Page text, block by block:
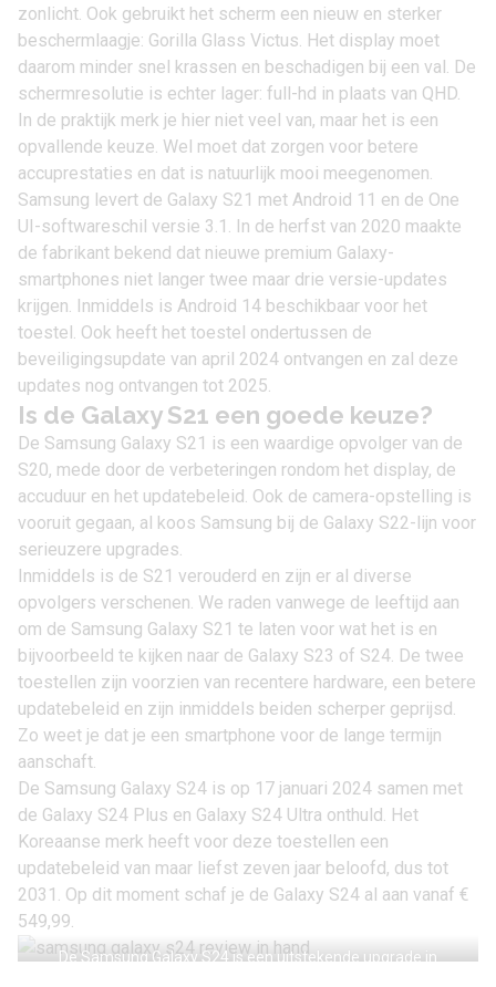
zonlicht. Ook gebruikt het scherm een nieuw en sterker
beschermlaagje: Gorilla Glass Victus. Het display moet
daarom minder snel krassen en beschadigen bij een val. De
schermresolutie is echter lager: full-hd in plaats van QHD.
In de praktijk merk je hier niet veel van, maar het is een
opvallende keuze. Wel moet dat zorgen voor betere
accuprestaties en dat is natuurlijk mooi meegenomen.
Samsung levert de Galaxy S21 met Android 11 en de One
UI-softwareschil versie 3.1. In de herfst van 2020 maakte
de fabrikant bekend dat nieuwe premium Galaxy-
smartphones niet langer twee maar drie versie-updates
krijgen. Inmiddels is Android 14 beschikbaar voor het
toestel. Ook heeft het toestel ondertussen de
beveiligingsupdate van april 2024 ontvangen en zal deze
updates nog ontvangen tot 2025.
Is de Galaxy S21 een goede keuze?
De Samsung Galaxy S21 is een waardige opvolger van de
S20, mede door de verbeteringen rondom het display, de
accuduur en het updatebeleid. Ook de camera-opstelling is
vooruit gegaan, al koos Samsung bij de Galaxy S22-lijn voor
serieuzere upgrades.
Inmiddels is de S21 verouderd en zijn er al diverse
opvolgers verschenen. We raden vanwege de leeftijd aan
om de Samsung Galaxy S21 te laten voor wat het is en
bijvoorbeeld te kijken naar de Galaxy S23 of S24. De twee
toestellen zijn voorzien van recentere hardware, een betere
updatebeleid en zijn inmiddels beiden scherper geprijsd.
Zo weet je dat je een smartphone voor de lange termijn
aanschaft.
De Samsung Galaxy S24 is op 17 januari 2024 samen met
de Galaxy S24 Plus en Galaxy S24 Ultra onthuld. Het
Koreaanse merk heeft voor deze toestellen een
updatebeleid van maar liefst zeven jaar beloofd, dus tot
2031. Op dit moment schaf je de Galaxy S24 al aan vanaf €
549,99.
De Samsung Galaxy S24 is een uitstekende upgrade in